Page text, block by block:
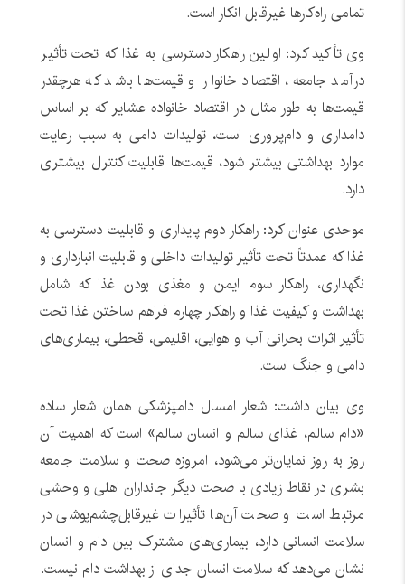
تمامی راه‌کارها غیرقابل انکار است.
وی تأکید کرد: اولین راهکار دسترسی به غذا که تحت تأثیر
درآمد جامعه، اقتصاد خانوار و قیمت‌ها باشد که هرچقدر
قیمت‌ها به طور مثال در اقتصاد خانواده عشایر که بر اساس
دامداری و دام‌پروری است، تولیدات دامی به سبب رعایت
موارد بهداشتی بیشتر شود، قیمت‌ها قابلیت کنترل بیشتری
دارد.
موحدی عنوان کرد: راهکار دوم پایداری و قابلیت دسترسی به
غذا که عمدتاً تحت تأثیر تولیدات داخلی و قابلیت انبارداری و
نگهداری، راهکار سوم ایمن و مغذی بودن غذا که شامل
بهداشت و کیفیت غذا و راهکار چهارم فراهم ساختن غذا تحت
تأثیر اثرات بحرانی آب و هوایی، اقلیمی، قحطی، بیماری‌های
دامی و جنگ است.
وی بیان داشت: شعار امسال دامپزشکی همان شعار ساده
«دام سالم، غذای سالم و انسان سالم» است که اهمیت آن
روز به روز نمایان‌تر می‌شود، امروزه صحت و سلامت جامعه
بشری در نقاط زیادی با صحت دیگر جانداران اهلی و وحشی
مرتبط است و صحت آن‌ها تأثیرات غیرقابل‌چشم‌پوشی در
سلامت انسانی دارد، بیماری‌های مشترک بین دام و انسان
نشان می‌دهد که سلامت انسان جدای از بهداشت دام نیست.